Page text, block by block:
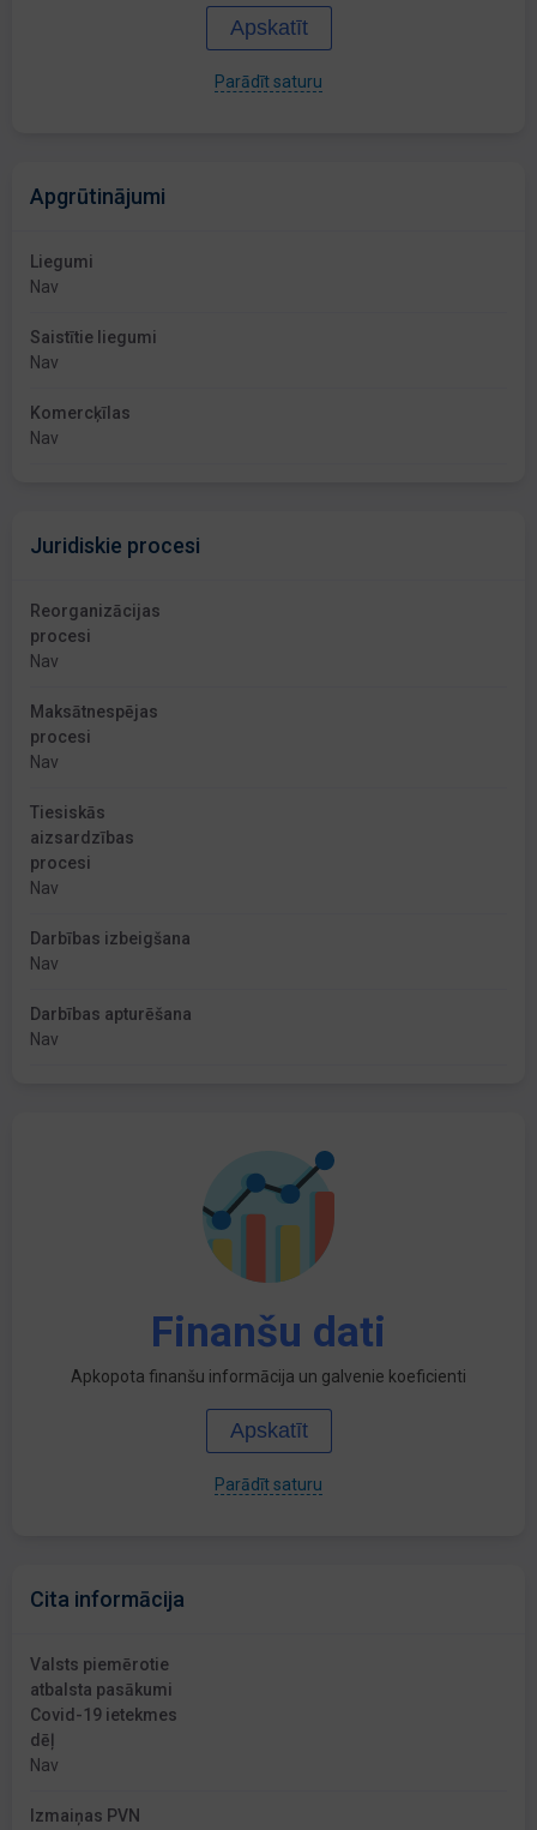
Apskatīt
Parādīt saturu
Apgrūtinājumi
Liegumi
Nav
Saistītie liegumi
Nav
Komercķīlas
Nav
Juridiskie procesi
Reorganizācijas
procesi
Nav
Maksātnespējas
procesi
Nav
Tiesiskās
aizsardzības
procesi
Nav
Darbības izbeigšana
Nav
Darbības apturēšana
Nav
Finanšu dati
Apkopota finanšu informācija un galvenie koeficienti
Apskatīt
Parādīt saturu
Cita informācija
Valsts piemērotie
atbalsta pasākumi
Covid-19 ietekmes
dēļ
Nav
Izmaiņas PVN